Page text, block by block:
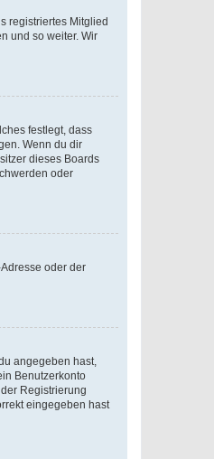
registriertes Mitglied
und so weiter. Wir
festlegt, dass
Wenn du dir
dieses Boards
oder
oder der
angegeben hast,
Benutzerkonto
Registrierung
eingegeben hast